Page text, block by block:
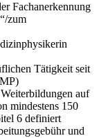
Fachanerkennung
zum
Tätigkeit seit
auf
mindestens 150
6 definiert
und